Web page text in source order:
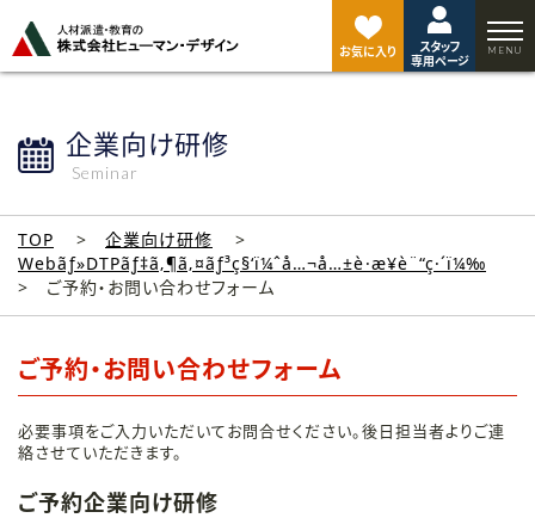
お気に入り
スタッフ
専用ページ
企業向け研修
Seminar
TOP
企業向け研修
Webãƒ»DTPãƒ‡ã‚¶ã‚¤ãƒ³ç§‘ï¼ˆå…¬å…±è·æ¥­è¨“ç·´ï¼‰
ご予約・お問い合わせフォーム
ご予約・お問い合わせフォーム
必要事項をご入力いただいてお問合せください。後日担当者よりご連
絡させていただきます。
ご予約企業向け研修
ジ
ト